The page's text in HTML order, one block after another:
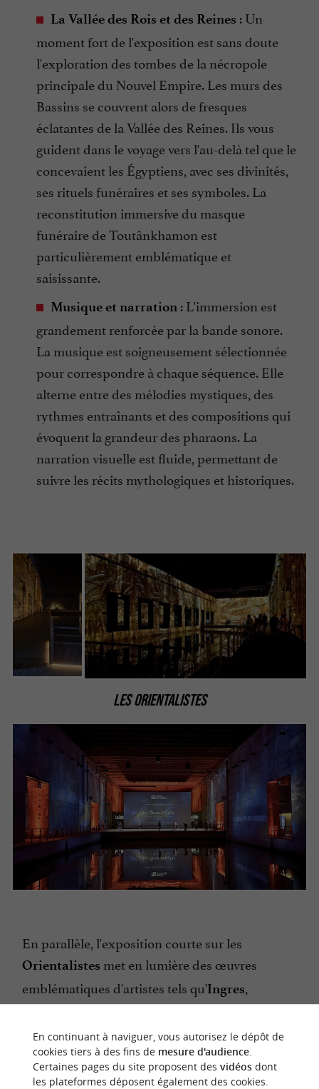
La Vallée des Rois et des Reines : Un
moment fort de l'exposition est sans doute
l'exploration des tombes de la nécropole
principale du Nouvel Empire. Les murs des
Bassins se couvrent alors de fresques
éclatantes de la Vallée des Reines. Ils vous
guident dans le voyage vers l'au-delà tel que le
concevaient les Égyptiens, avec ses divinités,
ses rituels funéraires et ses symboles. La
reconstitution immersive du masque
funéraire de Toutânkhamon est
particulièrement emblématique et
saisissante.
Musique et narration : L'immersion est
grandement renforcée par la bande sonore.
La musique est soigneusement sélectionnée
pour correspondre à chaque séquence. Elle
alterne entre des mélodies mystiques, des
rythmes entraînants et des compositions qui
évoquent la grandeur des pharaons. La
narration visuelle est fluide, permettant de
suivre les récits mythologiques et historiques.
LES ORIENTALISTES
En parallèle, l'exposition courte sur les
Orientalistes met en lumière des œuvres
emblématiques d'artistes tels qu'Ingres,
et
. Leurs toiles, projetées à
une échelle colossale, révèlent une richesse de
détails et une palette de couleurs que l'on
perçoit rarement en musée. C’est une nouvelle
En continuant à naviguer, vous autorisez le dépôt de
cookies tiers à des fins de mesure d'audience.
Certaines pages du site proposent des vidéosdont
les plateformes déposent également des cookies.